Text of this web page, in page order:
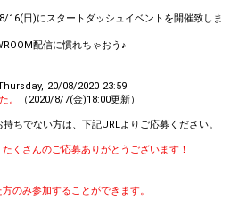
日)にスタートダッシュイベントを開催致しま
配信に慣れちゃおう♪
20/08/2020 23:59
。
（2020/8/7(金)18:00更新）
ちでない方は、下記URLよりご応募ください。
くさんのご応募ありがとうございます！
のみ参加することができます。